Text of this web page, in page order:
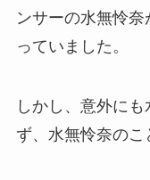
ンサーの水無怜
っていました。
しかし、意外に
ず、水無怜奈のこ